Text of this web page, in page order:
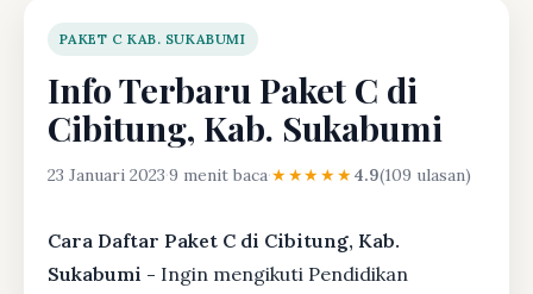
PAKET C KAB. SUKABUMI
Info Terbaru Paket C di
Cibitung, Kab. Sukabumi
23 Januari 2023·9 menit baca·★★★★★4.9(109 ulasan)
Cara Daftar Paket C di Cibitung, Kab.
Sukabumi - Ingin mengikuti Pendidikan